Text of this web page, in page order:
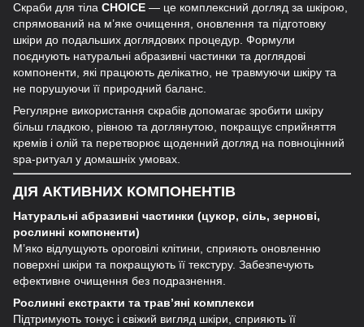
Скраби для тіла CHOICE — це комплексний догляд за шкірою,
спрямований на м’яке очищення, оновлення та підготовку
шкіри до подальших доглядових процедур. Формули
поєднують натуральні абразивні частинки та доглядові
компоненти, які працюють делікатно, не травмуючи шкіру та
не порушуючи її природний баланс.
Регулярне використання скрабів допомагає зробити шкіру
більш гладкою, рівною та доглянутою, покращує сприйняття
кремів і олій та перетворює щоденний догляд на повноцінний
spa-ритуал у домашніх умовах.
ДІЯ АКТИВНИХ КОМПОНЕНТІВ
Натуральні абразивні частинки (цукор, сіль, зернові,
рослинні компоненти)
М’яко відлущують ороговілі клітини, сприяють оновленню
поверхні шкіри та покращують її текстуру. Забезпечують
ефективне очищення без подразнення.
Рослинні екстракти та трав’яні комплекси
Підтримують тонус і свіжий вигляд шкіри, сприяють її